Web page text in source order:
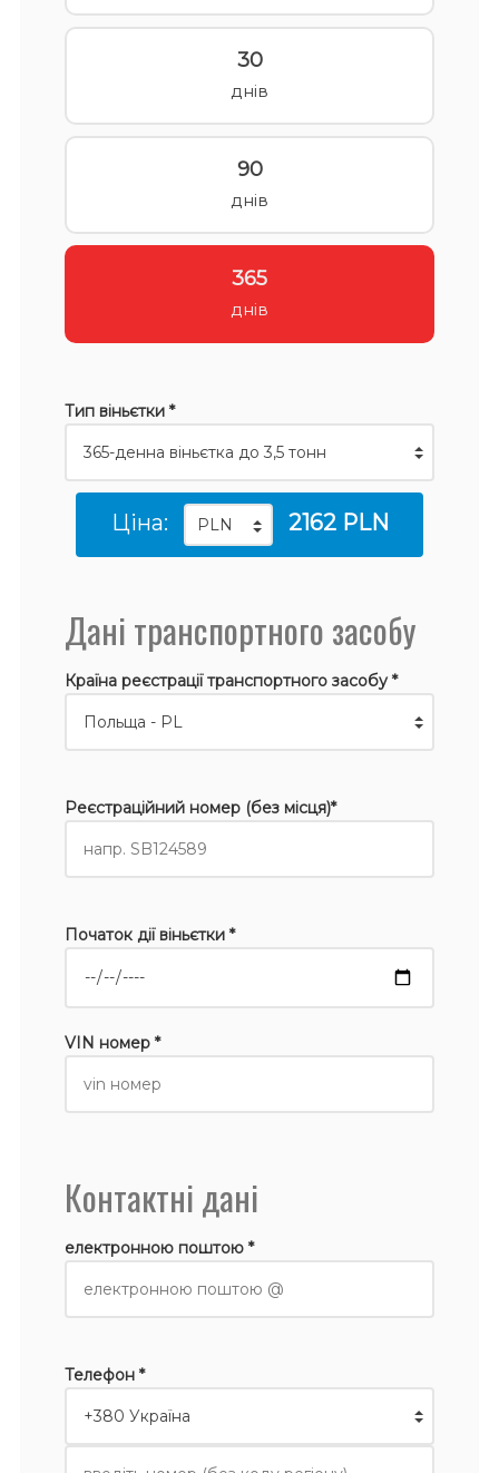
30
днів
90
днів
365
днів
Тип віньєтки *
Ціна: 2162 PLN
Дані транспортного засобу
Країна реєстрації транспортного засобу *
Реєстраційний номер (без місця)*
Початок дії віньєтки *
VIN номер *
Контактні дані
електронною поштою *
Телефон *